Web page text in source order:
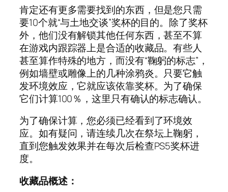
肯定还有更多需要找到的东西，但是您只需
要10个就“与土地交谈”奖杯的目的。除了奖杯
外，他们没有解锁其他任何东西，甚至不算
在游戏内跟踪器上是合适的收藏品。有些人
甚至算作特殊的地方，而没有“鞠躬的标志”，
例如墙壁或雕像上的几种涂鸦炎。只要它触
发环境效应，它就应该依靠奖杯。为了确保
它们计算100％，这里只有确认的标志确认。
为了确保计算，您必须已经看到了环境效
应。如有疑问，请连续几次在祭坛上鞠躬，
直到您触发效果并在每次后检查PS5奖杯进
度。
收藏品概述：